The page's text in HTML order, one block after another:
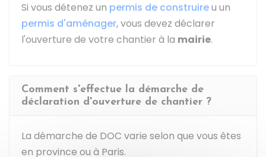
Si vous détenez un permis de construireu un
permis d'aménager, vous devez déclarer
l'ouverture de votre chantier à la mairie.
Comment s'effectue la démarche de
déclaration d'ouverture de chantier ?
La démarche de DOC varie selon que vous êtes
en province ou à Paris.